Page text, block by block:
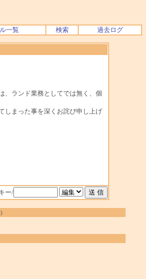
一覧 検索 過去ログ
、ランド業務としてでは無く、個
しまった事を深くお詫び申し上げ
ー/